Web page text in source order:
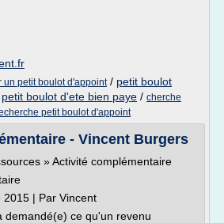
un petit boulot d'appoint/ petit boulot
petit boulot d'ete bien paye / cherche
petit boulot d'appoint
- Vincent Burgers
» Activité complémentaire
2015 | Par Vincent
demandé(e) ce qu'un revenu